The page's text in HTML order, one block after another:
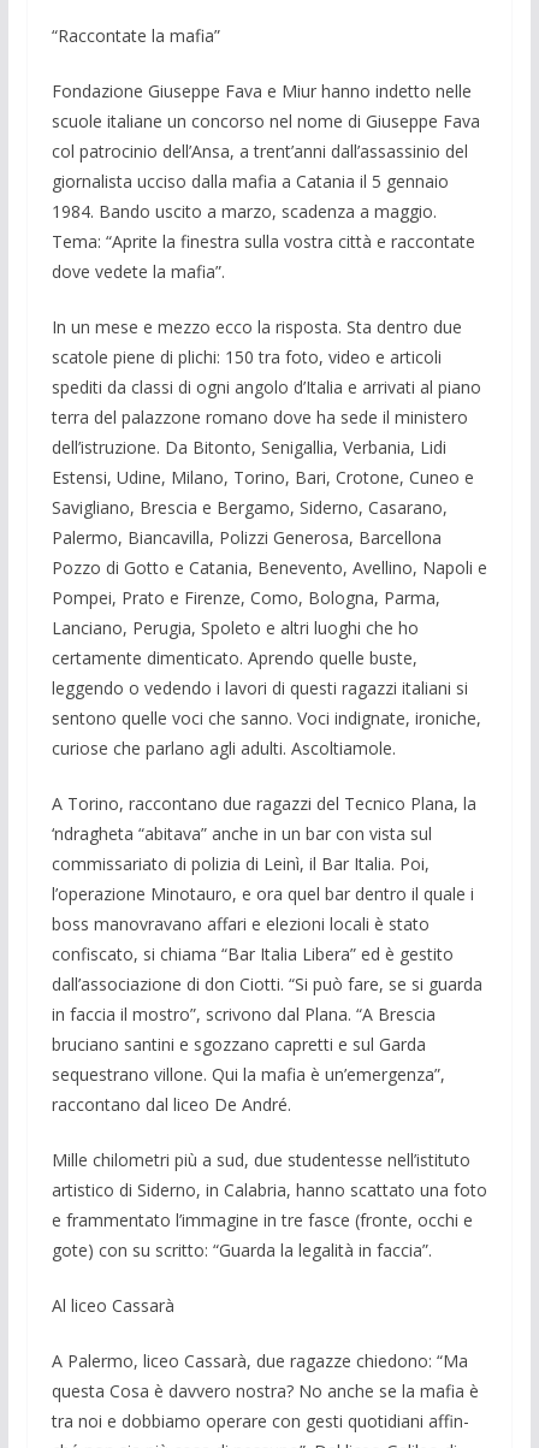
“Raccontate la mafia”
Fondazione Giuseppe Fava e Miur han­no indetto nelle
scuole italiane un concor­so nel nome di Giuseppe Fava
col patroci­nio dell’Ansa, a trent’anni dall’assassinio del
giornalista ucciso dalla mafia a Cata­nia il 5 gennaio
1984. Bando uscito a marzo, scadenza a maggio.
Tema: “Aprite la fine­stra sulla vostra città e raccontate
dove vedete la mafia”.
In un mese e mezzo ecco la risposta. Sta dentro due
scatole piene di plichi: 150 tra foto, video e articoli
spediti da classi di ogni angolo d’Italia e arrivati al piano
terra del palazzone romano dove ha sede il ministero
dell’istruzione. Da Bitonto, Senigallia, Verbania, Lidi
Estensi, Udine, Milano, Torino, Bari, Crotone, Cuneo e
Savigliano, Brescia e Bergamo, Siderno, Casarano,
Palermo, Biancavilla, Polizzi Generosa, Barcellona
Pozzo di Gotto e Catania, Benevento, Avellino, Napoli e
Pompei, Prato e Firenze, Como, Bologna, Parma,
Lanciano, Perugia, Spoleto e altri luoghi che ho
certamente dimenticato. Aprendo quelle buste,
leggendo o vedendo i lavori di questi ragazzi italiani si
sentono quelle voci che sanno. Voci indignate, ironiche,
curiose che parlano agli adulti. Ascoltiamole.
A Torino, raccontano due ragazzi del Tecnico Plana, la
‘ndragheta “abitava” anche in un bar con vista sul
commissariato di polizia di Leinì, il Bar Italia. Poi,
l’operazione Minotauro, e ora quel bar dentro il quale i
boss manovravano affari e elezioni locali è stato
confiscato, si chiama “Bar Italia Libera” ed è gestito
dall’associazione di don Ciotti. “Si può fare, se si guarda
in faccia il mostro”, scrivono dal Plana. “A Brescia
bruciano santini e sgozzano capretti e sul Garda
sequestrano villone. Qui la mafia è un’emergenza”,
raccontano dal liceo De André.
Mille chilometri più a sud, due studentesse nell’istituto
artistico di Siderno, in Calabria, hanno scattato una foto
e frammentato l’immagine in tre fasce (fronte, occhi e
gote) con su scritto: “Guarda la legalità in faccia”.
Al liceo Cassarà
A Palermo, liceo Cassarà, due ragazze chiedono: “Ma
questa Cosa è davvero no­stra? No anche se la mafia è
tra noi e dob­biamo operare con gesti quotidiani affin­